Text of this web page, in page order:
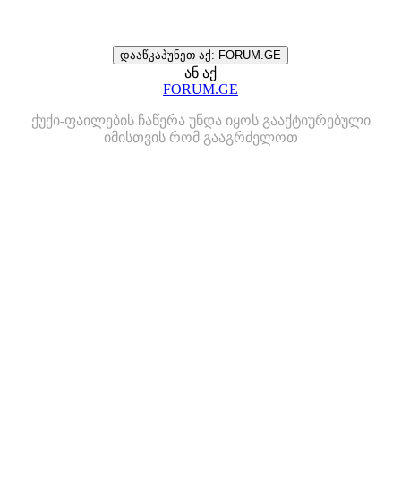
დააწკაპუნეთ აქ: FORUM.GE
ან აქ
FORUM.GE
ქუქი-ფაილების ჩაწერა უნდა იყოს გააქტიურებული
იმისთვის რომ გააგრძელოთ